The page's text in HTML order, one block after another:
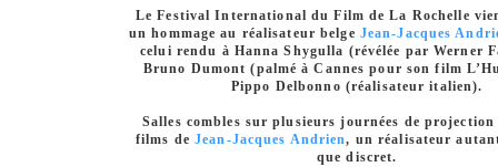
Le Festival International du Film de La Rochelle
un hommage au réalisateur belge Jean-Jacques
celui rendu à Hanna Shygulla (révélée par Werner
Bruno Dumont (palmé à Cannes pour son film
Pippo Delbonno (réalisateur italien).
Salles combles sur plusieurs journées de projection
films deJean-Jacques Andrien, un réalisateur
que discret.